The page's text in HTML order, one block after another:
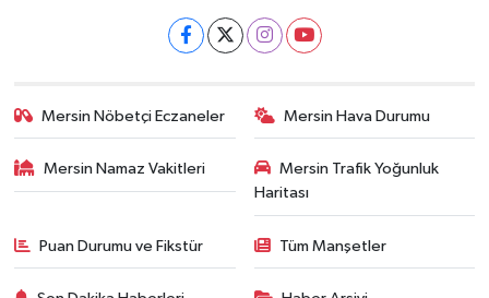
Mersin Nöbetçi Eczaneler Mersin Hava Durumu
Mersin Namaz Vakitleri
Mersin Trafik Yoğunluk
Haritası
Puan Durumu ve Fikstür Tüm Manşetler